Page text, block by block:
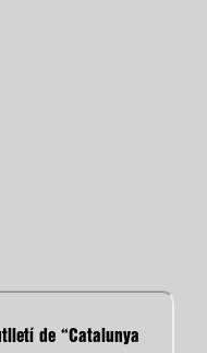
de “Catalunya